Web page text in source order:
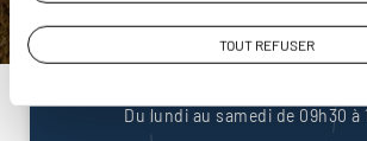
TOUT REFUSER
Construisez votre voyage avec un
01 86 95 65
Du lundi au samedi de 09h30 à